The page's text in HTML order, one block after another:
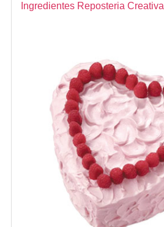
Ingredientes Reposteria Creativa